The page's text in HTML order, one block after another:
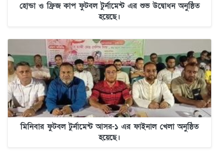
হোন্ডা ও ফ্রিজ কাপ ফুটবল টুর্নামেন্ট এর শুভ উদ্বোধন অনুষ্ঠিত
হয়েছে।
মিনিবার ফুটবল টুর্নামেন্ট আসর-১ এর ফাইনাল খেলা অনুষ্ঠিত
হয়েছে।